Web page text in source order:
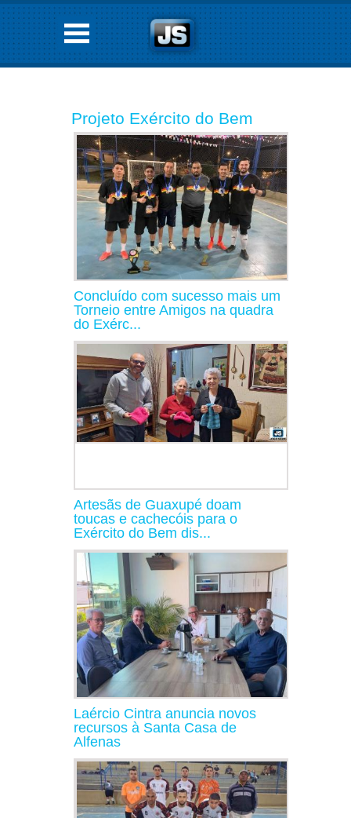
Projeto Exército do Bem
Concluído com sucesso mais um
Torneio entre Amigos na quadra
do Exérc...
Artesãs de Guaxupé doam
toucas e cachecóis para o
Exército do Bem dis...
Laércio Cintra anuncia novos
recursos à Santa Casa de
Alfenas